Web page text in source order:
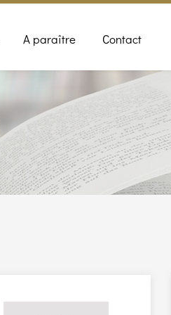
A paraître Contact